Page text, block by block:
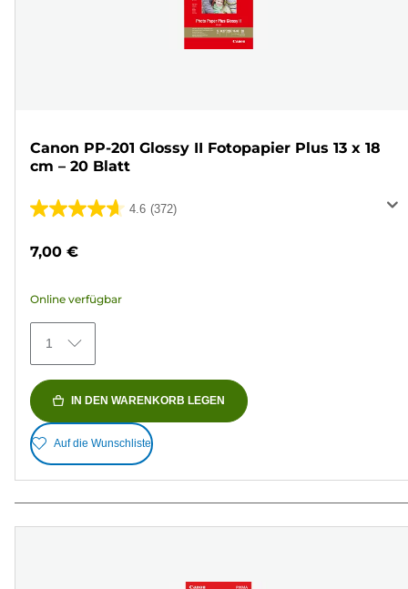
Canon PP-201 Glossy II Fotopapier Plus 13 x 18
cm – 20 Blatt
4.6 (372)
4.6
5
372
Bewertungen
7,00 €
Online verfügbar
1
IN DEN WARENKORB LEGEN
Auf die Wunschliste